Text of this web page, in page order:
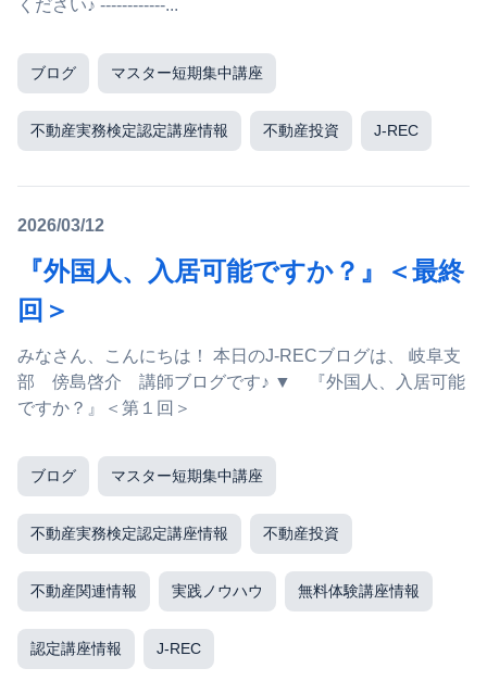
ください♪ ------------...
ブログ マスター短期集中講座
不動産実務検定認定講座情報 不動産投資 J-REC
2026/03/12
『外国人、入居可能ですか？』＜最終
回＞
みなさん、こんにちは！ 本日のJ-RECブログは、 岐阜支
部 傍島啓介 講師ブログです♪ ▼ 『外国人、入居可能
ですか？』＜第１回＞
ブログ マスター短期集中講座
不動産実務検定認定講座情報 不動産投資
不動産関連情報 実践ノウハウ 無料体験講座情報
認定講座情報 J-REC